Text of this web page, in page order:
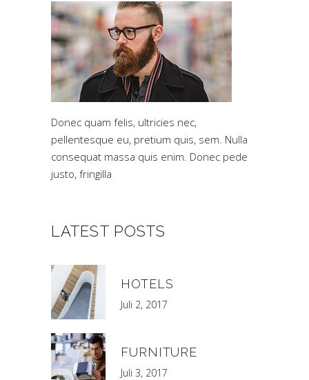
Donec quam felis, ultricies nec,
pellentesque eu, pretium quis, sem. Nulla
consequat massa quis enim. Donec pede
justo, fringilla
LATEST POSTS
HOTELS
Juli 2, 2017
FURNITURE
Juli 3, 2017